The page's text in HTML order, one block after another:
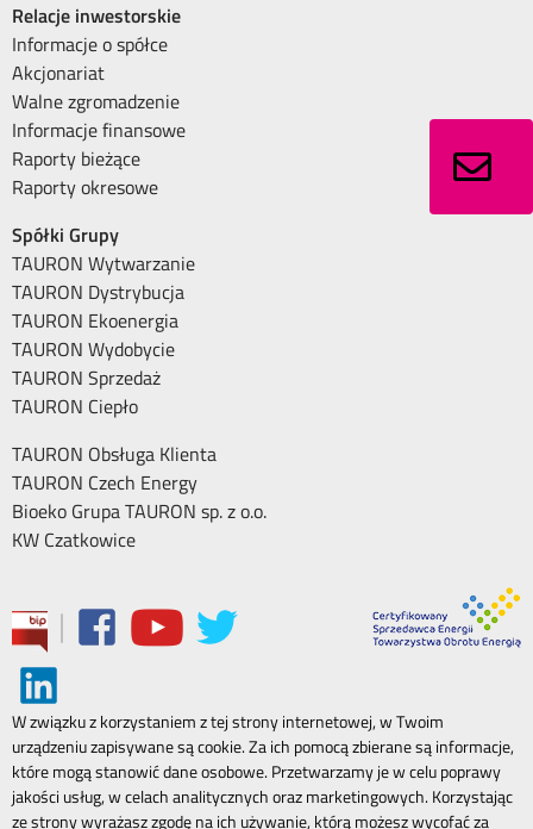
Relacje inwestorskie
Informacje o spółce
Akcjonariat
Walne zgromadzenie
Informacje finansowe
Raporty bieżące
Raporty okresowe
Spółki Grupy
TAURON Wytwarzanie
TAURON Dystrybucja
TAURON Ekoenergia
TAURON Wydobycie
TAURON Sprzedaż
TAURON Ciepło
TAURON Obsługa Klienta
TAURON Czech Energy
Bioeko Grupa TAURON sp. z o.o.
KW Czatkowice
|
W związku z korzystaniem z tej strony internetowej, w Twoim
urządzeniu zapisywane są cookie. Za ich pomocą zbierane są informacje,
które mogą stanowić dane osobowe. Przetwarzamy je w celu poprawy
jakości usług, w celach analitycznych oraz marketingowych. Korzystając
ze strony wyrażasz zgodę na ich używanie, którą możesz wycofać za